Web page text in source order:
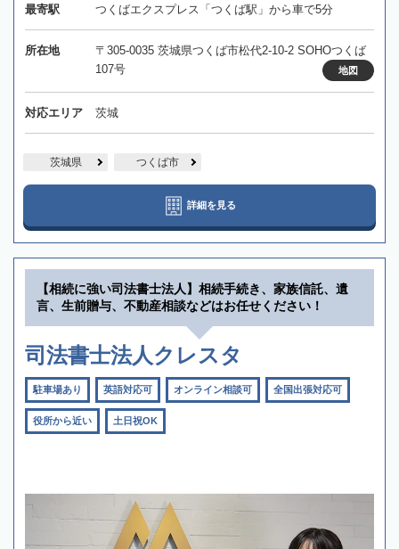
最寄駅 つくばエクスプレス「つくば駅」から車で5分
所在地
〒305-0035 茨城県つくば市松代2-10-2 SOHOつくば
107号
地図
対応エリア 茨城
茨城県 つくば市
詳細を見る
【相続に強い司法書士法人】相続手続き、家族信託、遺
言、生前贈与、不動産相談などはお任せください！
司法書士法人クレスタ
駐車場あり 英語対応可 オンライン相談可 全国出張対応可
役所から近い 土日祝OK